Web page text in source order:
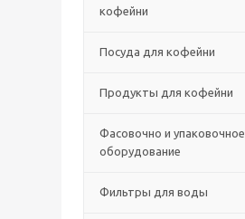
кофейни
Посуда для кофейни
Продукты для кофейни
Фасовочно и упаковочное
оборудование
Фильтры для воды